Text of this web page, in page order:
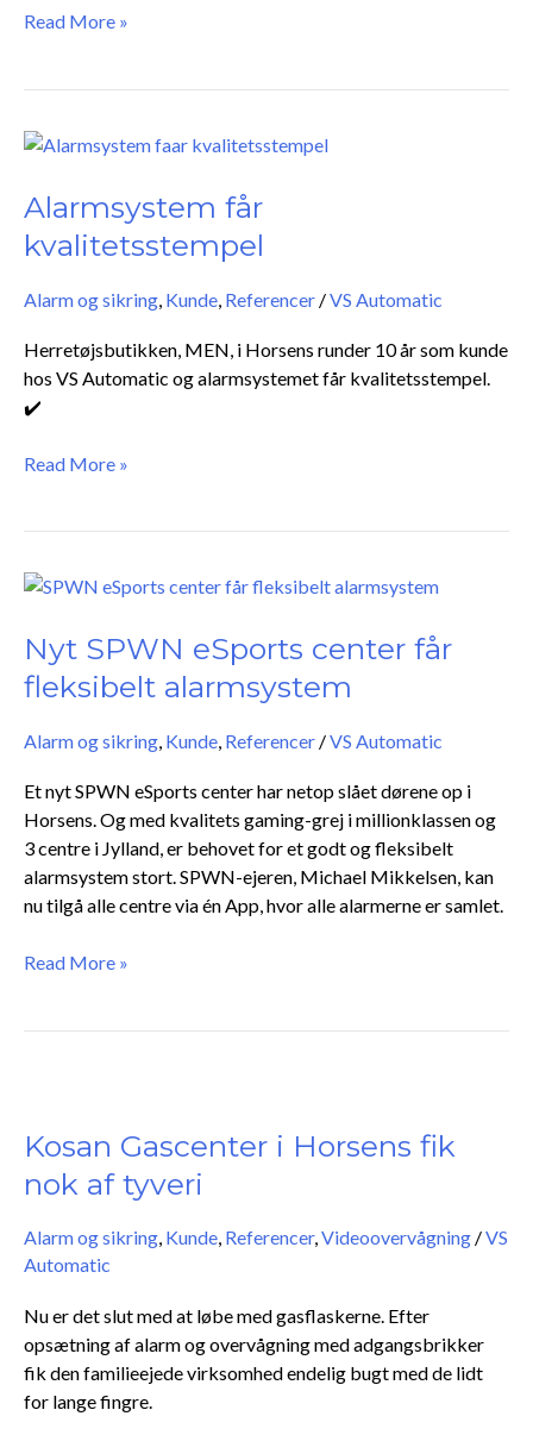
Read More »
Alarmsystem får
kvalitetsstempel
Alarm og sikring Kunde Referencer /VS Automatic
Herretøjsbutikken, MEN, i Horsens runder 10 år som kunde
hos VS Automatic og alarmsystemet får kvalitetsstempel.
✔️
Alarmsystem
kvalitetsstempel
Read More »
Nyt SPWN eSports center får
fleksibelt alarmsystem
Alarm og sikring, Kunde, Referencer /VS Automatic
Et nyt SPWN eSports center har netop slået dørene op i
Horsens. Og med kvalitets gaming-grej i millionklassen og
3 centre i Jylland, er behovet for et godt og fleksibelt
alarmsystem stort. SPWN-ejeren, Michael Mikkelsen, kan
nu tilgå alle centre via én App, hvor alle alarmerne er samlet.
Nyt
eSports
center
får
alarmsystem
Read More »
Kosan Gascenter i Horsens fik
nok af tyveri
Alarm og sikring, Kunde, Referencer,Videoovervågning /VS
Automatic
Nu er det slut med at løbe med gasflaskerne. Efter
opsætning af alarm og overvågning med adgangsbrikker
fik den familieejede virksomhed endelig bugt med de lidt
for lange fingre.
Horsens
fik
af